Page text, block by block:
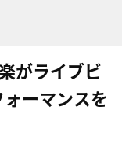
がライブビ
ーマンスを